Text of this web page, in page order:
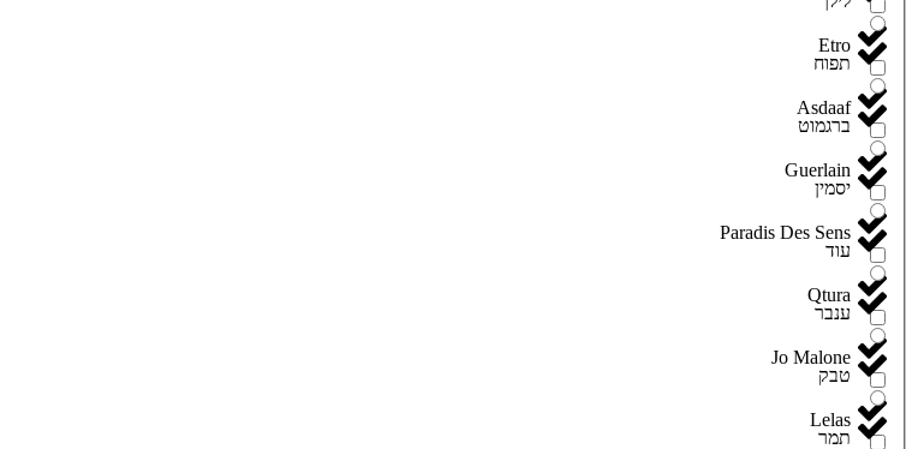
Etro
Asdaaf
Guerlain
Paradis Des Sens
Qtura
Jo Malone
Lelas
תפוח
ברגמוט
יסמין
עוד
ענבר
טבק
תמר